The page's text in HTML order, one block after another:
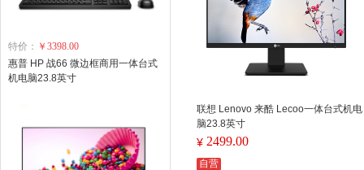
联想 Lenovo 来酷 Lecoo一体台式机电
脑23.8英寸
¥ 2499.00
自营
特价： ￥3398.00
惠普 HP 战66 微边框商用一体台式
机电脑23.8英寸